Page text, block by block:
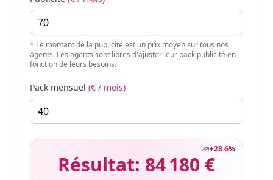
* Le montant de la publicité est un prix moyen sur tous nos
agents. Les agents sont libres d'ajuster leur pack publicité en
fonction de leurs besoins.
Pack mensuel (€ / mois)
+28.6%
Résultat: 84 180 €